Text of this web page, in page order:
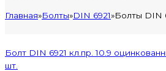
Главная»Болты»DIN 6921»Болты DIN
Болт DIN 6921 кл.пр. 10.9
шт.